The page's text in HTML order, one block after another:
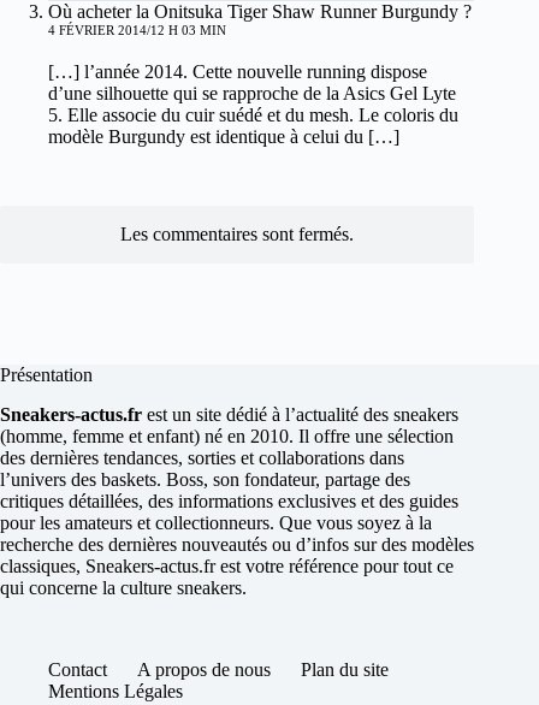
Où acheter la Onitsuka Tiger Shaw Runner Burgundy ?
4 FÉVRIER 2014/12 H 03 MIN
[…] l’année 2014. Cette nouvelle running dispose
d’une silhouette qui se rapproche de la Asics Gel Lyte
5. Elle associe du cuir suédé et du mesh. Le coloris du
modèle Burgundy est identique à celui du […]
Les commentaires sont fermés.
Présentation
Sneakers-actus.fr est un site dédié à l’actualité des sneakers
(homme, femme et enfant) né en 2010. Il offre une sélection
des dernières tendances, sorties et collaborations dans
l’univers des baskets. Boss, son fondateur, partage des
critiques détaillées, des informations exclusives et des guides
pour les amateurs et collectionneurs. Que vous soyez à la
recherche des dernières nouveautés ou d’infos sur des modèles
classiques, Sneakers-actus.fr est votre référence pour tout ce
qui concerne la culture sneakers.
Contact A propos de nous
Plan du site
Mentions Légales